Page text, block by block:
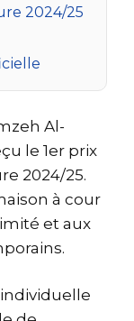
2024/25
Al-
le 1er prix
2024/25.
à cour
et aux